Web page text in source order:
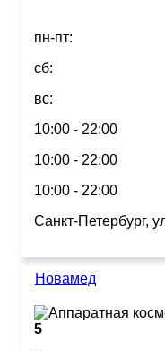
пн-пт:
сб:
вс:
10:00 - 22:00
10:00 - 22:00
10:00 - 22:00
Санкт-Петербург,
Новамед
5